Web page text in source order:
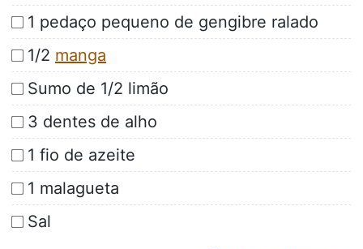
1 pedaço pequeno de gengibre ralado
1/2 manga
Sumo de 1/2 limão
3 dentes de alho
1 fio de azeite
1 malagueta
Sal